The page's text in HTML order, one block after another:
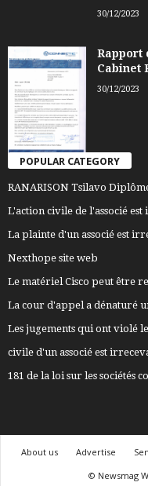
30/12/2023
Rapport
Cabinet
30/12/2023
POPULAR CATEGORY
RANARISON Tsilavo
L'action civile de l'associé
La plainte d'un associé est
Nexthope site web
Le matériel Cisco peut être
La cour d'appel a dénaturé
Les jugements qui ont violé
civile d'un associé est
181 de la loi sur les sociétés
About us Advertise
© Newsmag